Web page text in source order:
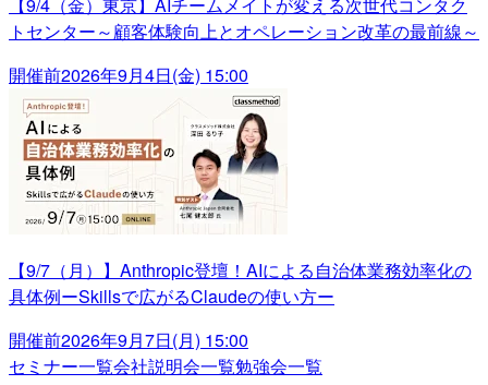
【9/4（金）東京】AIチームメイトが変える次世代コンタク
トセンター～顧客体験向上とオペレーション改革の最前線～
開催前2026年9月4日(金) 15:00
【9/7（月）】Anthropic登壇！AIによる自治体業務効率化の
具体例ーSkillsで広がるClaudeの使い方ー
開催前2026年9月7日(月) 15:00
セミナー一覧会社説明会一覧勉強会一覧